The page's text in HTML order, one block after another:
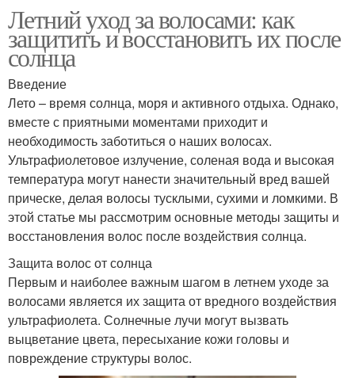
Летний уход за волосами: как
защитить и восстановить их после
солнца
Введение
Лето – время солнца, моря и активного отдыха. Однако,
вместе с приятными моментами приходит и
необходимость заботиться о наших волосах.
Ультрафиолетовое излучение, соленая вода и высокая
температура могут нанести значительный вред вашей
прическе, делая волосы тусклыми, сухими и ломкими. В
этой статье мы рассмотрим основные методы защиты и
восстановления волос после воздействия солнца.
Защита волос от солнца
Первым и наиболее важным шагом в летнем уходе за
волосами является их защита от вредного воздействия
ультрафиолета. Солнечные лучи могут вызвать
выцветание цвета, пересыхание кожи головы и
повреждение структуры волос.